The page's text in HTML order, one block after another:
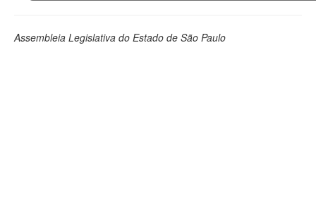
Assembleia Legislativa do Estado de São Paulo